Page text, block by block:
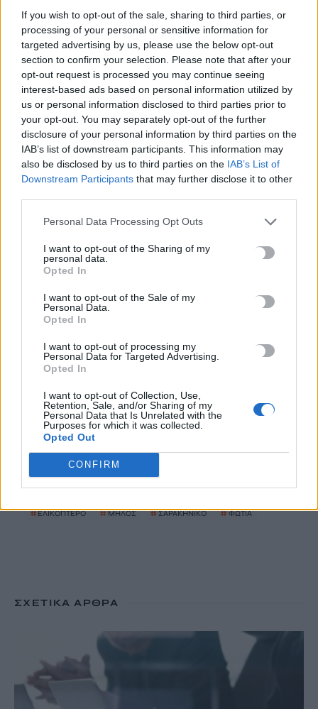
If you wish to opt-out of the sale, sharing to third parties, or
processing of your personal or sensitive information for
targeted advertising by us, please use the below opt-out
section to confirm your selection. Please note that after your
opt-out request is processed you may continue seeing
interest-based ads based on personal information utilized by
us or personal information disclosed to third parties prior to
your opt-out. You may separately opt-out of the further
disclosure of your personal information by third parties on the
IAB’s list of downstream participants. This information may
also be disclosed by us to third parties on the IAB’s List of
Downstream Participants that may further disclose it to other
Personal Data Processing Opt Outs
I want to opt-out of the Sharing of my
personal data.
Opted In
I want to opt-out of the Sale of my
Personal Data.
Opted In
I want to opt-out of processing my
Personal Data for Targeted Advertising.
Opted In
I want to opt-out of Collection, Use,
Retention, Sale, and/or Sharing of my
Personal Data that Is Unrelated with the
Purposes for which it was collected.
Opted Out
CONFIRM
10 Αυγούστου, 2026
Δήμος Μινώα Πεδιάδας: 285 ζώα έλαβαν κτηνιατρική
φροντίδα
10 Αυγούστου, 2026
Πέθανε ο συγγραφέας και στοχαστής Στέλιος Ράμφος
10 Αυγούστου, 2026
Προθεσμία για να δώσουν εξηγήσεις για την προσγείωση στο
Υπό έλεγχο η πυρκαγιά στον Κουβαρά Αττικής, παραμένουν
10 Αυγούστου, 2026
Ενετικά Τείχη: Ο κόσμος “αγκαλιάζει” τα αναψυκτήρια
10 Αυγούστου, 2026
Κοινός λογαριασμός: Πότε η ανάληψη χρημάτων θεωρείται
δωρεά – Τι πρέπει να προσέξετε
10 Αυγούστου, 2026
TRENDING
#ΕΛΙΚΟΠΤΕΡΟ #ΜΗΛΟΣ #ΣΑΡΑΚΗΝΙΚΟ #ΦΩΤΙΑ
ΣΧΕΤΙΚΆ ΆΡΘΡΑ